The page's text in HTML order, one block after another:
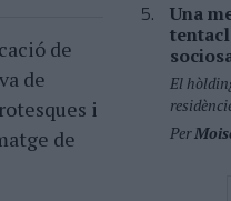
de
de
i
de
Una
El
Per